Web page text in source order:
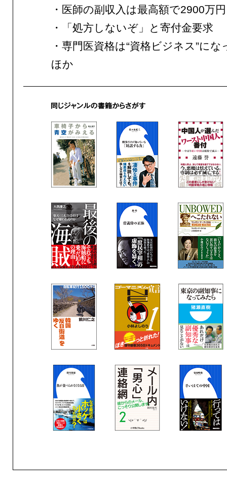
・医師の副収入は最高額で2900万円
・「処方しないぞ」と寄付金要求
・専門医資格は“資格ビジネス”に
ほか